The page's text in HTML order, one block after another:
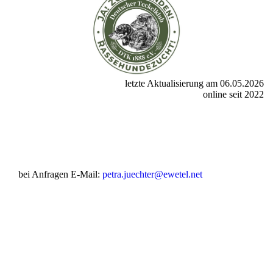
letzte Aktualisierung am 06.05.2026
online seit 2022
bei Anfragen E-Mail: petra.juechter@ewetel.net